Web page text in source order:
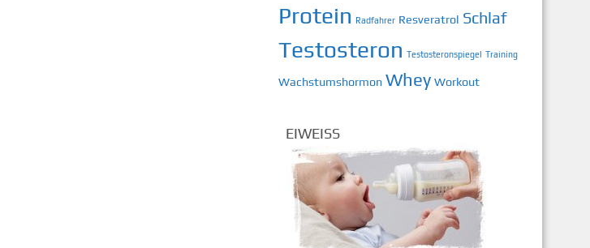
Protein Radfahrer Resveratrol Schlaf
Testosteron Testosteronspiegel Training
Wachstumshormon Whey Workout
EIWEISS